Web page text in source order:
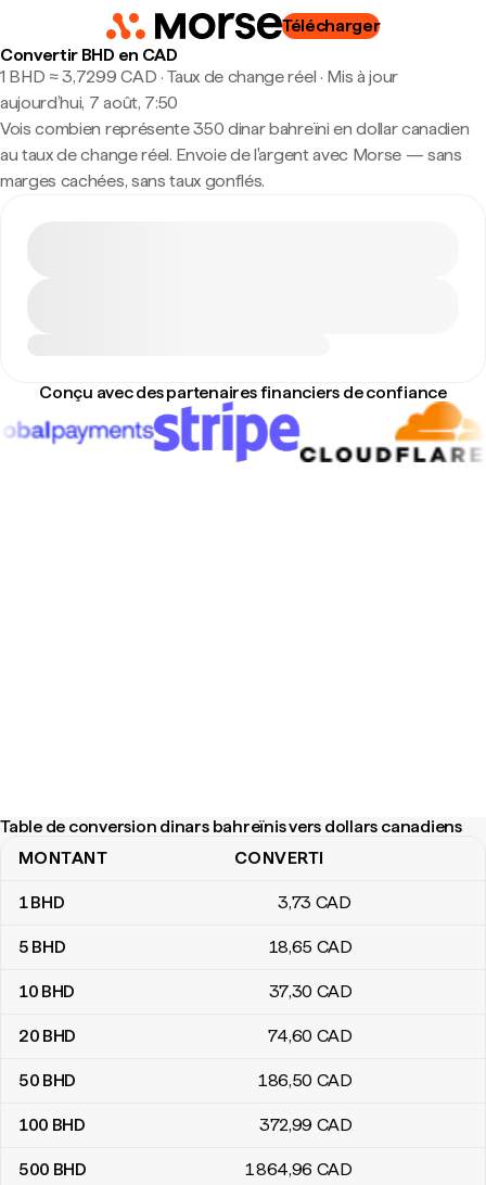
Télécharger
Convertir BHD en CAD
1 BHD ≈ 3,7299 CAD · Taux de change réel · Mis à jour
aujourd’hui, 7 août, 7:50
Vois combien représente 350 dinar bahreïni en dollar canadien
au taux de change réel. Envoie de l'argent avec Morse — sans
marges cachées, sans taux gonflés.
Conçu avec des partenaires financiers de confiance
Table de conversion dinars bahreïnis vers dollars canadiens
Table de conversion dinars bahreïnis vers dollars canadiens
MONTANT CONVERTI
1BHD 3,73 CAD
5 BHD 18,65 CAD
10 BHD 37,30 CAD
20 BHD 74,60 CAD
50 BHD 186,50 CAD
100 BHD 372,99 CAD
500 BHD 1 864,96 CAD